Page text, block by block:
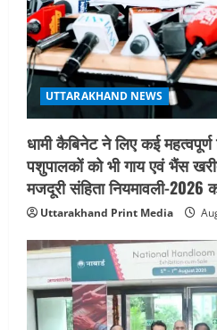
UTTARAKHAND NEWS
धामी कैबिनेट ने लिए कई महत्वपूर्ण
पशुपालकों को भी गाय एवं भैंस
मजदूरी संहिता नियमावली-2026
Uttarakhand Print Media